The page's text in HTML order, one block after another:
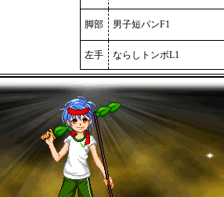
脚部 男子短パンF1
左手 ならしトンボL1